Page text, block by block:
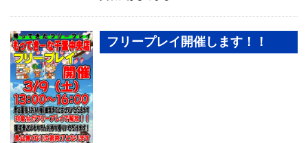
フリープレイ開催します！！